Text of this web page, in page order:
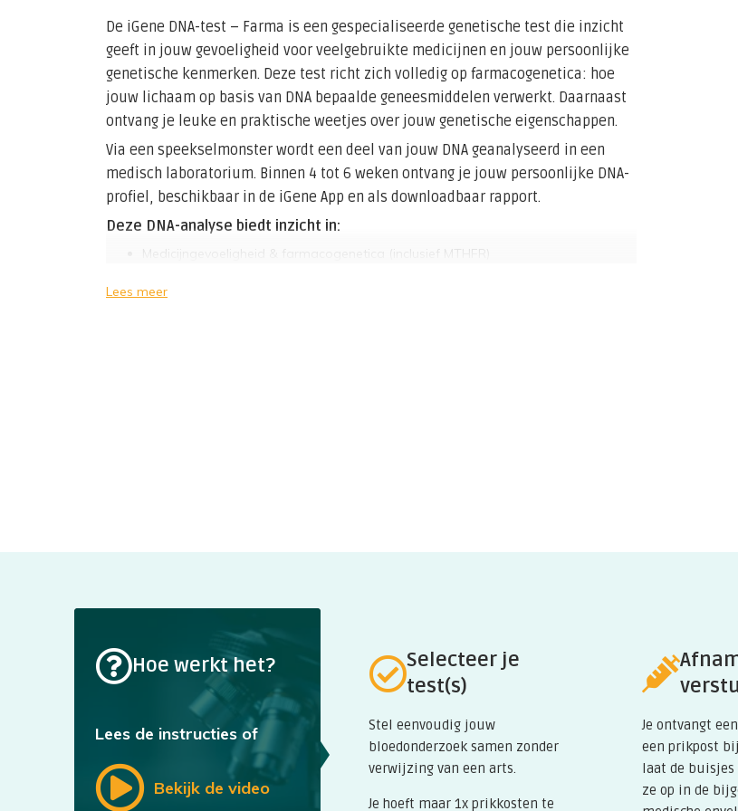
De iGene DNA-test – Farma is een gespecialiseerde genetische test die inzicht
geeft in jouw gevoeligheid voor veelgebruikte medicijnen en jouw persoonlijke
genetische kenmerken. Deze test richt zich volledig op farmacogenetica: hoe
jouw lichaam op basis van DNA bepaalde geneesmiddelen verwerkt. Daarnaast
ontvang je leuke en praktische weetjes over jouw genetische eigenschappen.
Via een speekselmonster wordt een deel van jouw DNA geanalyseerd in een
medisch laboratorium. Binnen 4 tot 6 weken ontvang je jouw persoonlijke DNA-
profiel, beschikbaar in de iGene App en als downloadbaar rapport.
Deze DNA-analyse biedt inzicht in:
Een waardevolle test voor iedereen die medicatie gebruikt of wil weten hoe zijn
Lees meer
Hoe werkt het?
Lees de instructies of
Bekijk de video
Selecteer je
test(s)
Stel eenvoudig jouw
bloedonderzoek samen zonder
verwijzing van een arts.
Je hoeft maar 1x prikkosten te
Je ontvangt
een prikpost
laat de
ze op in de